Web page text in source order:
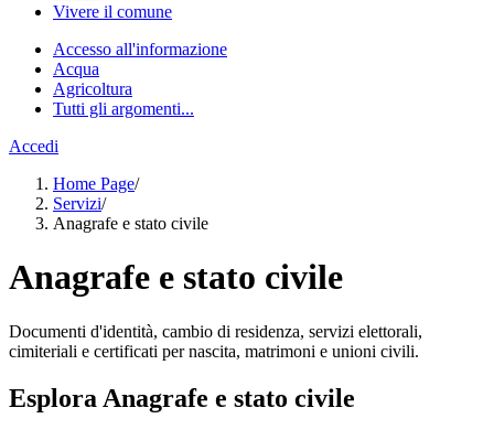
Vivere il comune
Accesso all'informazione
Acqua
Agricoltura
Tutti gli argomenti...
Accedi
Home Page/
Servizi/
Anagrafe e stato civile
Anagrafe e stato civile
Documenti d'identità, cambio di residenza, servizi elettorali,
cimiteriali e certificati per nascita, matrimoni e unioni civili.
Esplora Anagrafe e stato civile